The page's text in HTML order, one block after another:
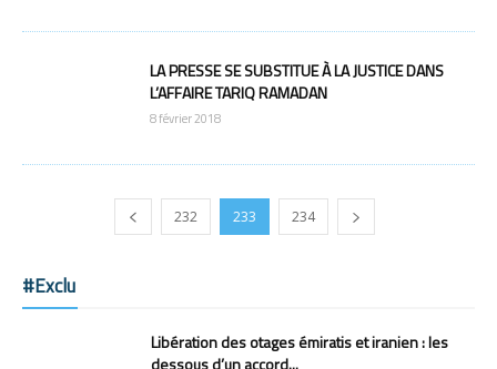
LA PRESSE SE SUBSTITUE À LA JUSTICE DANS
L’AFFAIRE TARIQ RAMADAN
8 février 2018
232 233 234
#Exclu
Libération des otages émiratis et iranien : les
dessous d’un accord...